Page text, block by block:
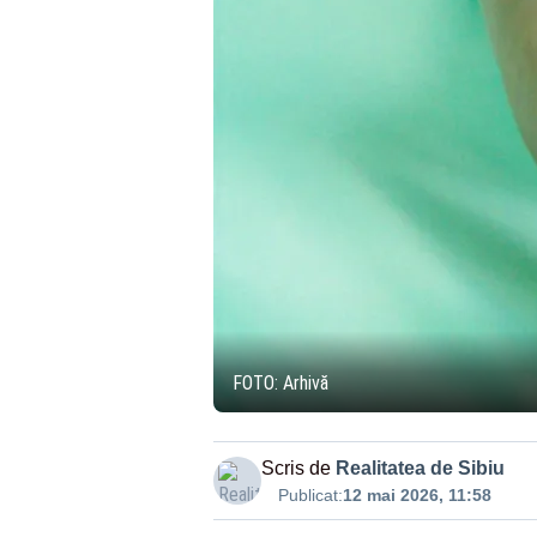
FOTO: Arhivă
Scris de Realitatea de Sibiu
Publicat:12 mai 2026, 11:58